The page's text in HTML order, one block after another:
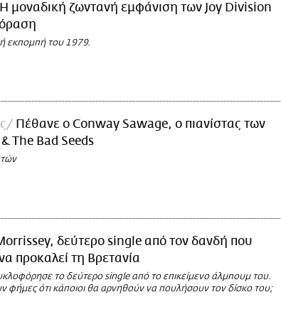
Η μοναδική ζωντανή εμφάνιση των Joy Division
εκπομπή του 1979.
Πέθανε ο Conway Sawage, ο πιανίστας των
The Bad Seeds
δεύτερο single από τον δανδή που
προκαλεί τη Βρετανία
το δεύτερο single από το επικείμενο άλμπουμ του.
φήμες ότι κάποιοι θα αρνηθούν να πουλήσουν τον δίσκο του;